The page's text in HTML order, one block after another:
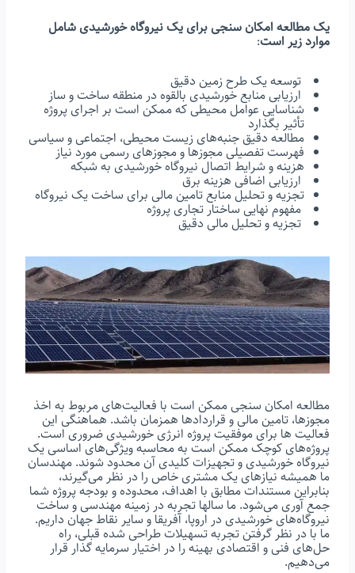
یک مطالعه امکان سنجی برای یک نیروگاه خورشیدی شامل
موارد زیر است:
توسعه یک طرح زمین دقیق
ارزیابی منابع خورشیدی بالقوه در منطقه ساخت و ساز
شناسایی عوامل محیطی که ممکن است بر اجرای پروژه
تأثیر بگذارد
مطالعه دقیق جنبه‌های زیست محیطی، اجتماعی و سیاسی
فهرست تفصیلی مجوزها و مجوزهای رسمی مورد نیاز
هزینه و شرایط اتصال نیروگاه خورشیدی به شبکه
ارزیابی اضافی هزینه برق
تجزیه و تحلیل منابع تامین مالی برای ساخت یک نیروگاه
مفهوم نهایی ساختار تجاری پروژه
تجزیه و تحلیل مالی دقیق
مطالعه امکان سنجی ممکن است با فعالیت‌های مربوط به اخذ
مجوزها، تامین مالی و قراردادها همزمان باشد. هماهنگی این
فعالیت ها برای موفقیت پروژه انرژی خورشیدی ضروری است.
پروژه‌های کوچک ممکن است به محاسبه ویژگی‌های اساسی یک
نیروگاه خورشیدی و تجهیزات کلیدی آن محدود شوند. مهندسان
ما همیشه نیازهای یک مشتری خاص را در نظر می‌گیرند،
بنابراین مستندات مطابق با اهداف، محدوده و بودجه پروژه شما
جمع آوری می‌شود. ما سالها تجربه در زمینه مهندسی و ساخت
نیروگاه‌های خورشیدی در اروپا، آفریقا و سایر نقاط جهان داریم.
ما با در نظر گرفتن تجربه تسهیلات طراحی شده قبلی، راه
حل‌های فنی و اقتصادی بهینه را در اختیار سرمایه گذار قرار
می‌دهیم.